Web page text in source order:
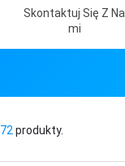
Skontaktuj Się Z Na
Mi
72 produkty.